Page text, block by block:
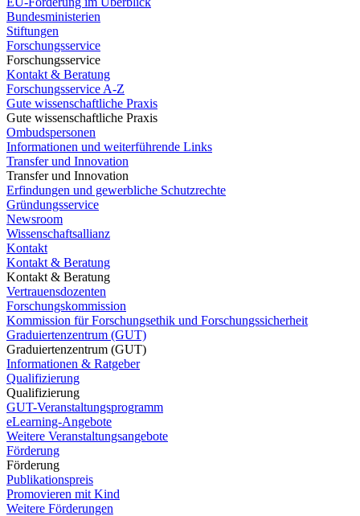
Bundesministerien
Stiftungen
Forschungsservice
Forschungsservice
Kontakt & Beratung
Forschungsservice A-Z
Gute wissenschaftliche Praxis
Gute wissenschaftliche Praxis
Ombudspersonen
Informationen und weiterführende Links
Transfer und Innovation
Transfer und Innovation
Erfindungen und gewerbliche Schutzrechte
Gründungsservice
Newsroom
Wissenschaftsallianz
Kontakt
Kontakt & Beratung
Kontakt & Beratung
Vertrauensdozenten
Forschungskommission
Kommission für Forschungsethik und Forschungssicherheit
Graduiertenzentrum (GUT)
Graduiertenzentrum (GUT)
Informationen & Ratgeber
Qualifizierung
Qualifizierung
GUT-Veranstaltungsprogramm
eLearning-Angebote
Weitere Veranstaltungsangebote
Förderung
Förderung
Publikationspreis
Promovieren mit Kind
Weitere Förderungen